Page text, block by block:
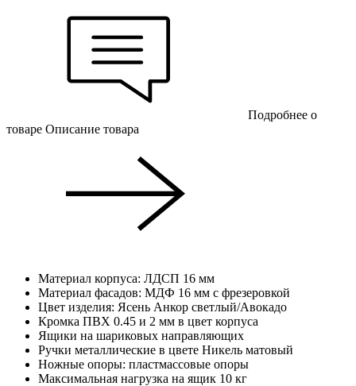
Подробнее о
товаре Описание товара
Материал корпуса: ЛДСП 16 мм
Материал фасадов: МДФ 16 мм с фрезеровкой
Цвет изделия: Ясень Анкор светлый/Авокадо
Кромка ПВХ 0.45 и 2 мм в цвет корпуса
Ящики на шариковых направляющих
Ручки металлические в цвете Никель матовый
Ножные опоры: пластмассовые опоры
Максимальная нагрузка на ящик 10 кг